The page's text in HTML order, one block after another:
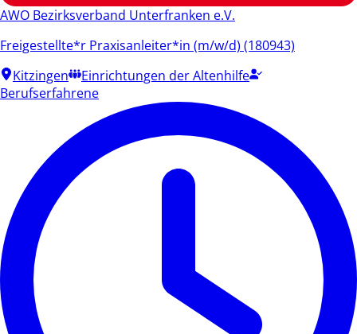
AWO Bezirksverband Unterfranken e.V.
Freigestellte*r Praxisanleiter*in (m/w/d) (180943)
Kitzingen
Einrichtungen der Altenhilfe
Berufserfahrene